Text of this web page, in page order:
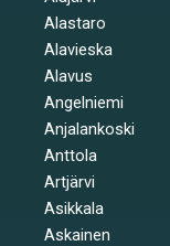
Alastaro
Alavieska
Alavus
Angelniemi
Anjalankoski
Anttola
Artjärvi
Asikkala
Askainen